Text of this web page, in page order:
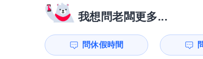
我想問老闆更多...
問休假時間